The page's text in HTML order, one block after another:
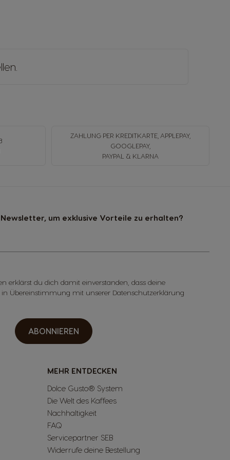
ZAHLUNG PER KREDITKARTE, APPLEPAY,
GOOGLEPAY,
PAYPAL & KLARNA
um exklusive Vorteile zu erhalten?
erklärst du dich damit einverstanden, dass deine
in Übereinstimmung mit unserer Datenschutzerklärung
ABONNIEREN
MEHR ENTDECKEN
Dolce Gusto® System
Die Welt des Kaffees
Nachhaltigkeit
FAQ
Servicepartner SEB
Widerrufe deine Bestellung